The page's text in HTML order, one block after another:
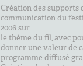
Création des supports
communication du
2006 sur
le thème du fil, avec
donner une valeur de
programme diffusé